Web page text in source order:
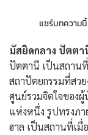
แชร์บทความนี้
มัสยิดกลาง ปัตตา
ปัตตานี เป็นสถาน
สถาปัตยกรรมที่สว
ศูนย์รวมจิตใจของ
แห่งหนึ่ง รูปทรงภ
ฮาล เป็นสถานที่เ